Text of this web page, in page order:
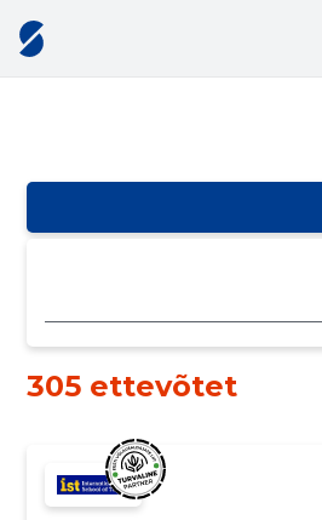
305 ettevõtet